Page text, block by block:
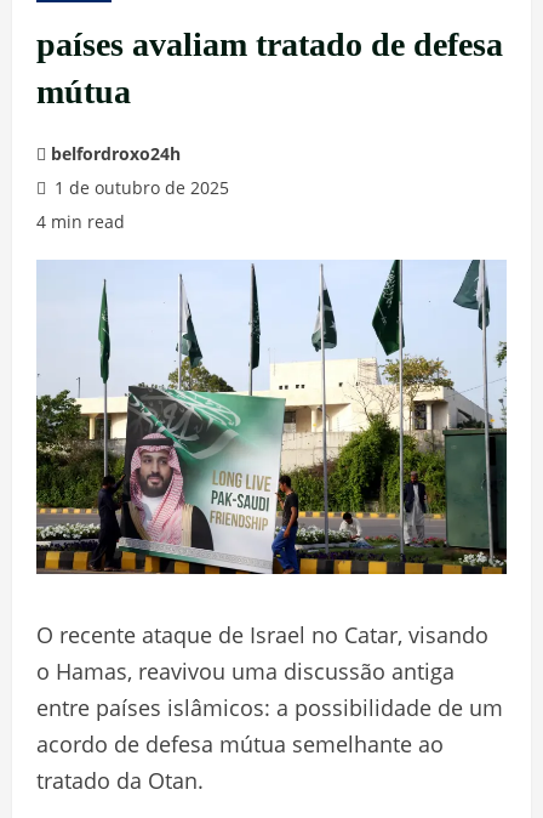
países avaliam tratado de defesa
mútua
belfordroxo24h
1 de outubro de 2025
4 min read
O recente ataque de Israel no Catar, visando
o Hamas, reavivou uma discussão antiga
entre países islâmicos: a possibilidade de um
acordo de defesa mútua semelhante ao
tratado da Otan.